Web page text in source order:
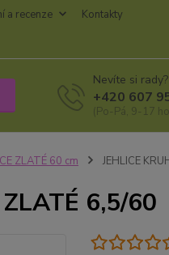
a recenze
Kontakty
Nevíte si
+420 607
(Po-Pá, 9-17
ZLATÉ 60 cm JEHLICE
6,5/60